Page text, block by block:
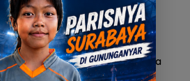
2026
I Ketut Sedana Merta
Kejari